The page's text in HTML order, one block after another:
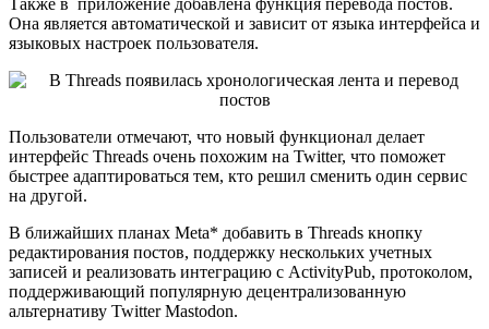
Она является автоматической и зависит от языка интерфейса и
языковых настроек пользователя.
Пользователи отмечают, что новый функционал делает
интерфейс Threads очень похожим на Twitter, что поможет
быстрее адаптироваться тем, кто решил сменить один сервис
на другой.
В ближайших планах Meta* добавить в Threads кнопку
редактирования постов, поддержку нескольких учетных
записей и реализовать интеграцию с ActivityPub, протоколом,
поддерживающий популярную децентрализованную
альтернативу Twitter Mastodon.